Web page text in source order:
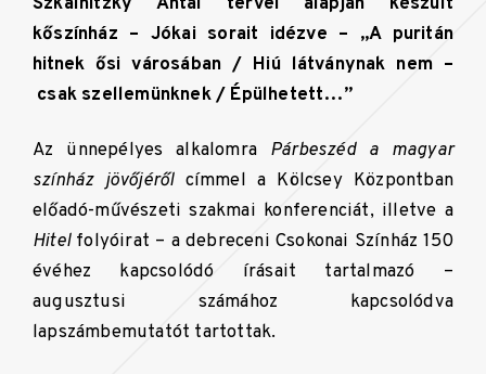
kőszínház – Jókai sorait idézve – „A puritán
hitnek ősi városában / Hiú látványnak nem –
csak szellemünknek / Épülhetett…”
Az ünnepélyes alkalomra Párbeszéd a magyar
színház jövőjérőlcímmel a Kölcsey Központban
előadó-művészeti szakmai konferenciát, illetve a
Hitelfolyóirat – a debreceni Csokonai Színház 150
évéhez kapcsolódó írásait tartalmazó –
augusztusi számához kapcsolódva
lapszámbemutatót tartottak.